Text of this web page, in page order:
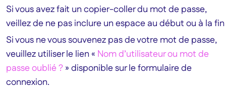
Si vous avez fait un copier-coller du mot de passe,
veillez de ne pas inclure un espace au début ou à la fin
Si vous ne vous souvenez pas de votre mot de passe,
veuillez utiliser le lien « Nom d’utilisateur ou mot de
passe oublié ?» disponible sur le formulaire de
connexion.